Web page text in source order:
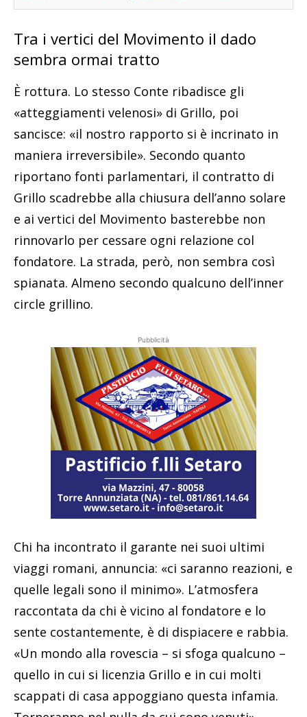
Tra i vertici del Movimento il dado
sembra ormai tratto
È rottura. Lo stesso Conte ribadisce gli
«atteggiamenti velenosi» di Grillo, poi
sancisce: «il nostro rapporto si è incrinato in
maniera irreversibile». Secondo quanto
riportano fonti parlamentari, il contratto di
Grillo scadrebbe alla chiusura dell’anno solare
e ai vertici del Movimento basterebbe non
rinnovarlo per cessare ogni relazione col
fondatore. La strada, però, non sembra così
spianata. Almeno secondo qualcuno dell’inner
circle grillino.
Pubblicità
Chi ha incontrato il garante nei suoi ultimi
viaggi romani, annuncia: «ci saranno reazioni, e
quelle legali sono il minimo». L’atmosfera
raccontata da chi è vicino al fondatore e lo
sente costantemente, è di dispiacere e rabbia.
«Un mondo alla rovescia – si sfoga qualcuno –
quello in cui si licenzia Grillo e in cui molti
scappati di casa appoggiano questa infamia.